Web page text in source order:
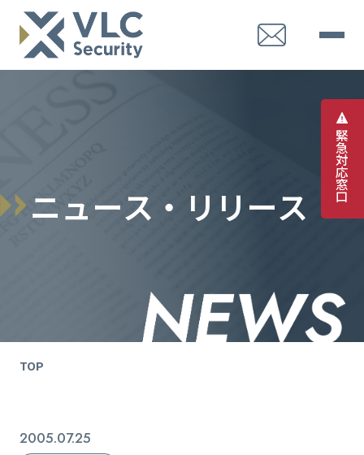
緊
急
対
応
窓
口
ニュース ・ リ リ ース
TOP
2005.07.25